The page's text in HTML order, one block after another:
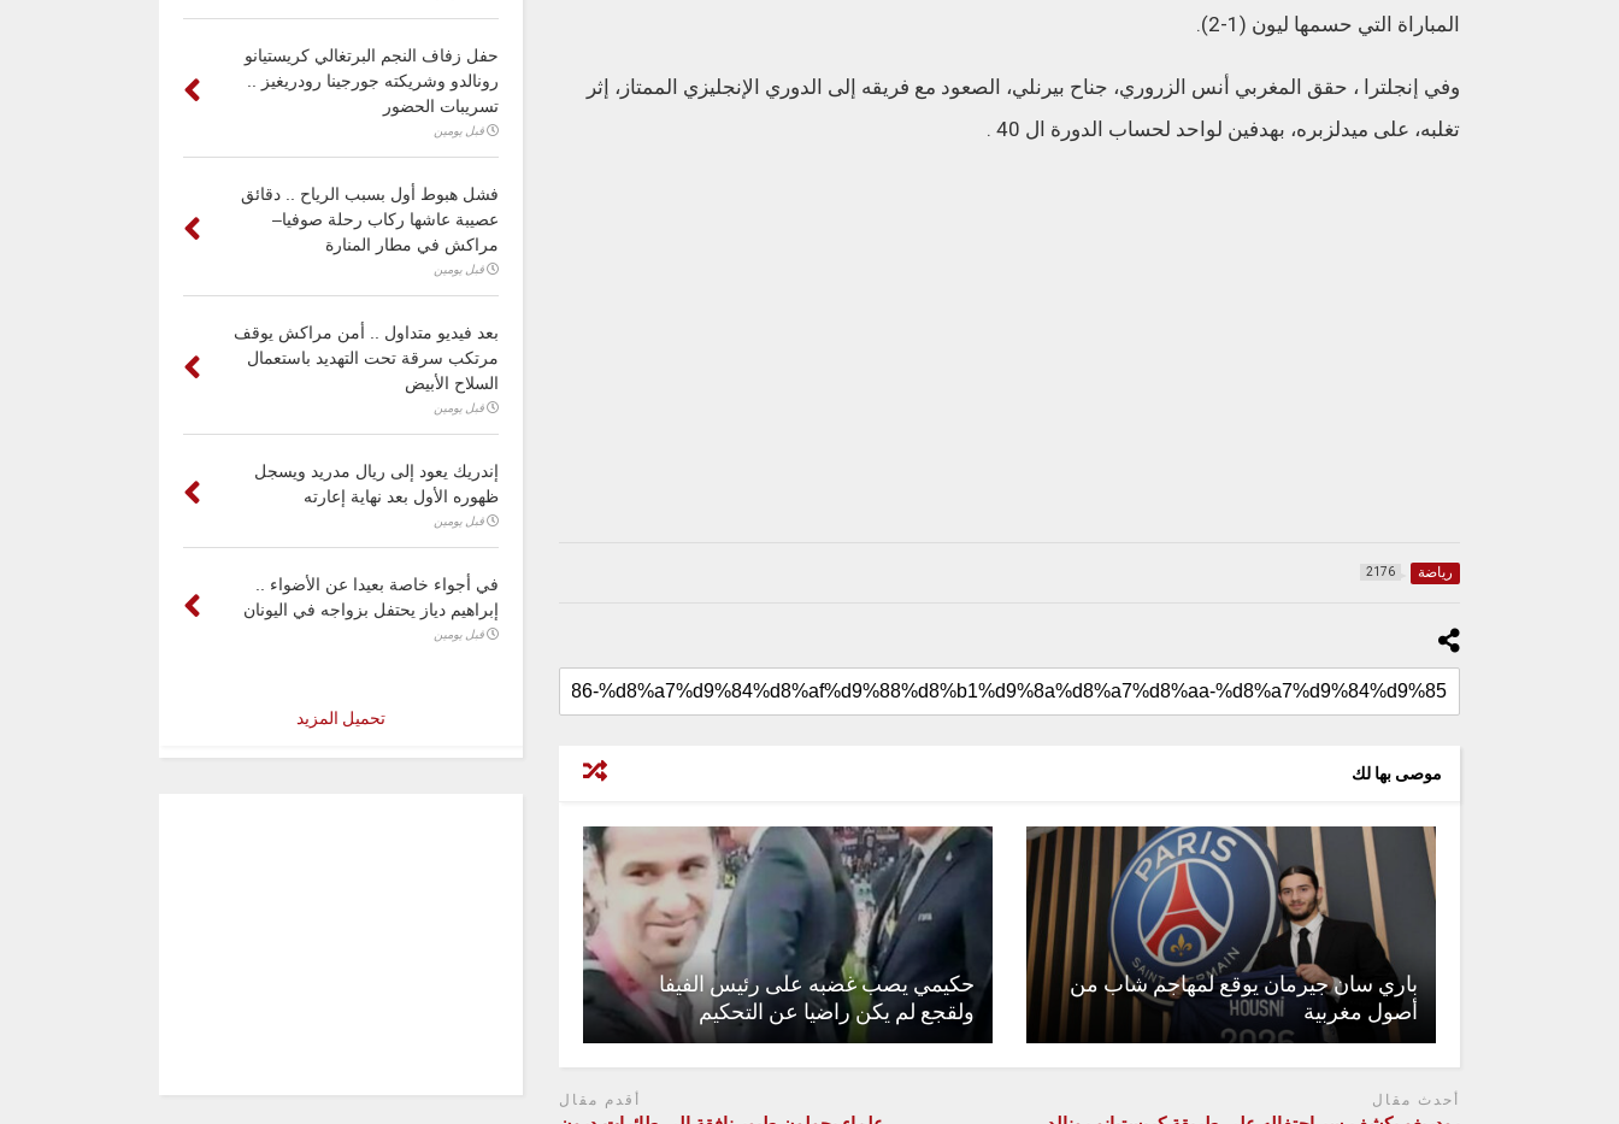
المباراة التي حسمها ليون (1-2).
وفي إنجلترا ، حقق المغربي أنس الزروري، جناح بيرنلي، الصعود مع فريقه إلى الدوري الإنجليزي الممتاز، إثر
تغلبه، على ميدلزبره، بهدفين لواحد لحساب الدورة ال 40 .
رياضة 2176
موصى بها لك
باري سان جيرمان يوقع لمهاجم شاب من
أصول مغربية
حكيمي يصب غضبه على رئيس الفيفا
ولقجع لم يكن راضيا عن التحكيم
أحدث مقال أقدم مقال
حفل زفاف النجم البرتغالي كريستيانو
رونالدو وشريكته جورجينا رودريغيز ..
تسريبات الحضور
قبل يومين
فشل هبوط أول بسبب الرياح .. دقائق
عصيبة عاشها ركاب رحلة صوفيا–
مراكش في مطار المنارة
قبل يومين
بعد فيديو متداول .. أمن مراكش يوقف
مرتكب سرقة تحت التهديد باستعمال
السلاح الأبيض
قبل يومين
إندريك يعود إلى ريال مدريد ويسجل
ظهوره الأول بعد نهاية إعارته
قبل يومين
في أجواء خاصة بعيدا عن الأضواء ..
إبراهيم دياز يحتفل بزواجه في اليونان
قبل يومين
تحميل المزيد